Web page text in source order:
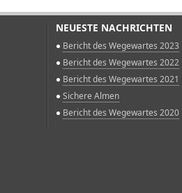
NEUESTE NACHRICHTEN
Bericht des Wegewartes 2023
Bericht des Wegewartes 2022
Bericht des Wegewartes 2021
Sichere Almen
Bericht des Wegewartes 2020